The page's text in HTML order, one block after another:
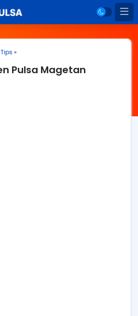
Tips »
Pulsa Magetan